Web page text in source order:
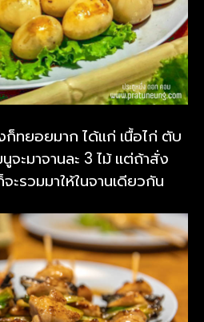
ก็ทยอยมาก ได้แก่ เนื้อไก่ ตับ
จะมาจานละ 3 ไม้ แต่ถ้าสั่ง
ะรวมมาให้ในจานเดียวกัน